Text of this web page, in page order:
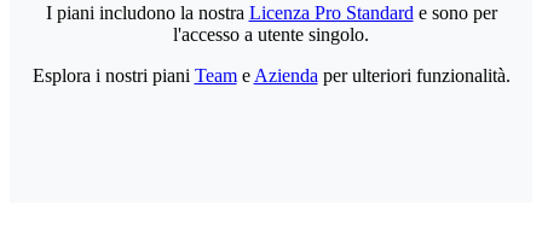
I piani includono la nostra Licenza Pro Standard e sono per
l'accesso a utente singolo.
Esplora i nostri piani Teame Azienda per ulteriori funzionalità.